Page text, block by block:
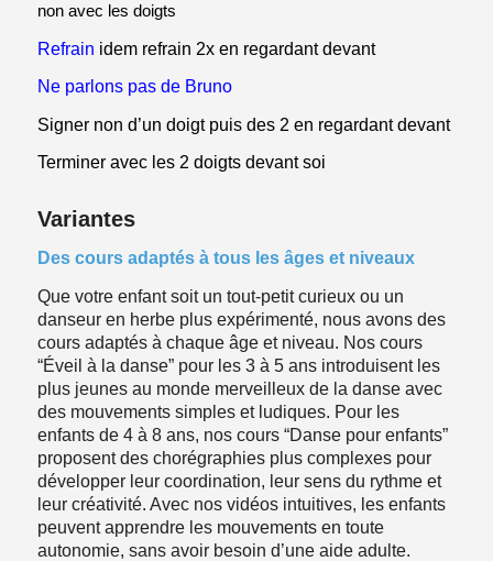
non avec les doigts
Refrain idem refrain 2x en regardant devant
Ne parlons pas de Bruno
Signer non d’un doigt puis des 2 en regardant devant
Terminer avec les 2 doigts devant soi
Variantes
Des cours adaptés à tous les âges et niveaux
Que votre enfant soit un tout-petit curieux ou un
danseur en herbe plus expérimenté, nous avons des
cours adaptés à chaque âge et niveau. Nos cours
“Éveil à la danse” pour les 3 à 5 ans introduisent les
plus jeunes au monde merveilleux de la danse avec
des mouvements simples et ludiques. Pour les
enfants de 4 à 8 ans, nos cours “Danse pour enfants”
proposent des chorégraphies plus complexes pour
développer leur coordination, leur sens du rythme et
leur créativité. Avec nos vidéos intuitives, les enfants
peuvent apprendre les mouvements en toute
autonomie, sans avoir besoin d’une aide adulte.